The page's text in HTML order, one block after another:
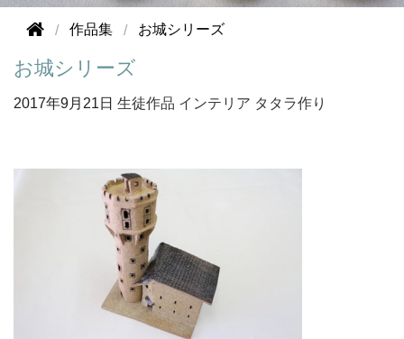
作品集 お城シリーズ
お城シリーズ
2017年9月21日 生徒作品 インテリア タタラ作り